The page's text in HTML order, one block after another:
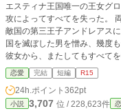
エスティナ王国唯一の王女グ
攻によってすべてを失った。
敵国の第三王子アンドレアス
国を滅ぼした男を憎み、幾度も命を狙うグロ
彼女から、またしてもすべて
で死を迎えた次の瞬間、気が
人生では、もう誰も失いたく
た夫も。 滅びの運命を覆すため、王女グローリアは未来の知識を武器に動き出
す。 「まずは国を富ませ、ど
恋愛 完結 短編 R15
24h.ポイント 362pt
小説 3,707 位 / 228,623件